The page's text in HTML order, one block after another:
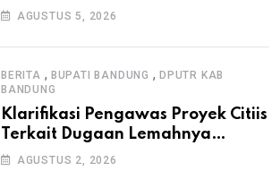
Warga, Selesai Tanpa Papan
AGUSTUS 5, 2026
BERITA , BUPATI BANDUNG ,DPUTR KAB
BANDUNG
Klarifikasi Pengawas Proyek Citiis
Terkait Dugaan Lemahnya
Pengawasan K3
AGUSTUS 2, 2026